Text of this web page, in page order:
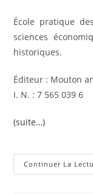
École pratique
sciences
historiques.
Éditeur : Mouton
I. N. : 7 565 039 6
(suite…)
Continuer La